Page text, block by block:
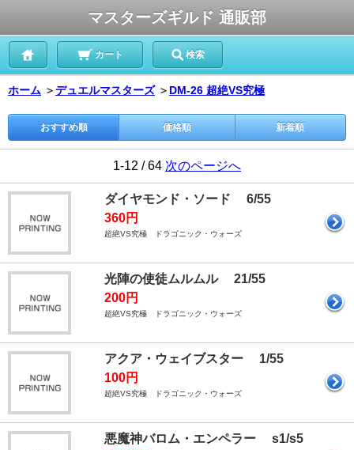
マスターズギルド 通販部
カート 検索
ホーム ＞デュエルマスターズ ＞ DM-26 超絶VS究極
おすすめ順 価格順 新着順
1-12 / 64 次のページへ
ダイヤモンド・ソード 6/55
360円
超絶VS究極 ドラゴニック・ウォーズ
光陣の使徒ムルムル 21/55
200円
超絶VS究極 ドラゴニック・ウォーズ
アクア・ウェイブスター 1/55
100円
超絶VS究極 ドラゴニック・ウォーズ
悪魔神バロム・エンペラー s1/s5